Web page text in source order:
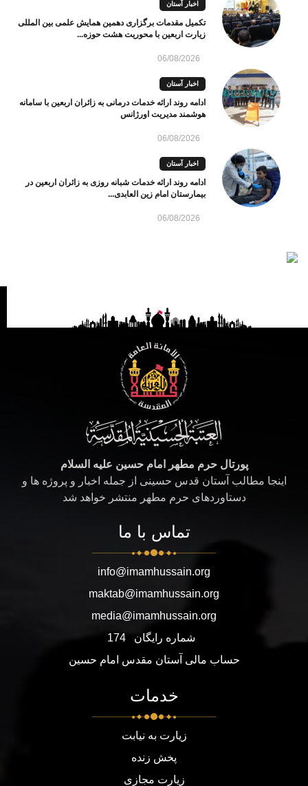
اخبار آستان
تکمیل مقدمات برگزاری دهمین همایش علمی بین المللی
زیارت اربعین با محوریت هشت حوزه...
06/08/2026
اخبار آستان
ادامه روند ارائه خدمات درمانی به زائران اربعین با سامانه
هوشمند مدیریت اورژانس
06/08/2026
اخبار آستان
ادامه روند ارائه خدمات شبانه روزی به زائران اربعین در
بیمارستان امام زین العابدی...
06/08/2026
پورتال حرم مطهر امام حسین علیه السلام
اینجا مطالب آستان قدس حسینی از جمله اخبار و پروژه ها و
دستاوردهای حرم مطهر منتشر خواهد شد
تماس با ما
info@imamhussain.org
maktab@imamhussain.org
media@imamhussain.org
شماره رایگان
174
حساب مالی آستان مقدس امام حسین
خدمات
زیارت به نیابت
پخش زنده
زیارت مجازی